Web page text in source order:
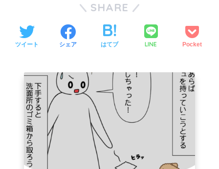
SHARE
ツイート シェア はてブ LINE Pocket